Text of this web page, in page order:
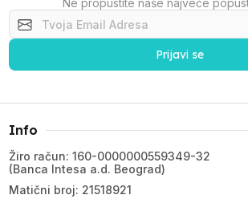
Ne propustite naše najveće
Prijavi se
Info
Žiro račun: 160-0000000559349-32
(Banca Intesa a.d. Beograd)
Matični broj: 21518921